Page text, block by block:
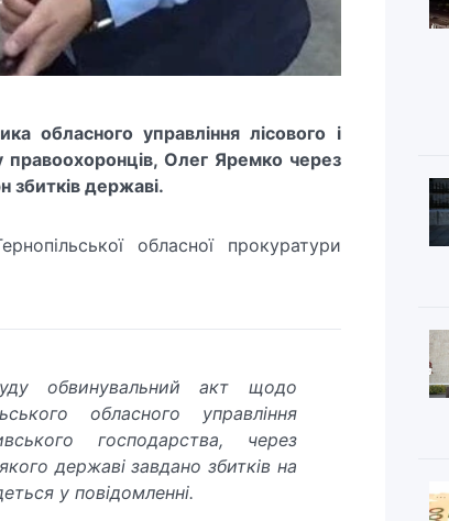
обласного управління лісового і
Олег Яремко через
збитків державі.
обласної прокуратури
обвинувальний акт щодо
обласного управління
господарства, через
державі завдано збитків на
у повідомленні.